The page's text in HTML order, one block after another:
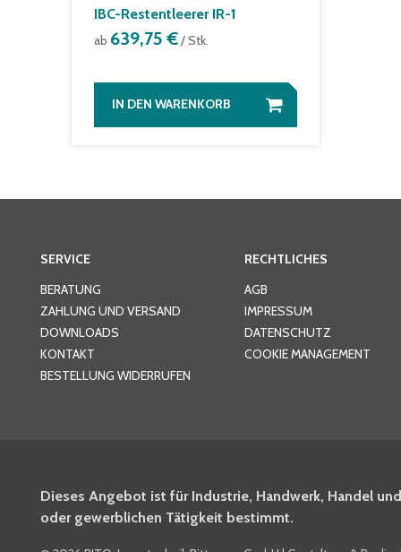
IBC-Restentleerer IR-1
ab 639,75 €/ Stk.
IN DEN WARENKORB
SERVICE
BERATUNG
ZAHLUNG UND VERSAND
DOWNLOADS
KONTAKT
BESTELLUNG WIDERRUFEN
RECHTLICHES
AGB
IMPRESSUM
DATENSCHUTZ
COOKIE MANAGEMENT
Dieses Angebot ist für Industrie, Handwerk, Handel
oder gewerblichen Tätigkeit bestimmt.